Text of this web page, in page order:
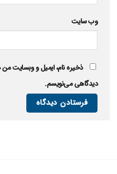
وب‌ سایت
ذخیره نام، ایمیل و وبسایت من
دیدگاهی می‌نویسم.